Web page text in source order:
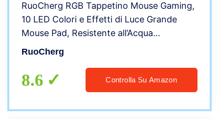
RuoCherg RGB Tappetino Mouse Gaming,
10 LED Colori e Effetti di Luce Grande
Mouse Pad, Resistente all’Acqua
Superficie, Base in Gomma Antiscivolo
Computer PC e Laptop
RuoCherg
8.6 Controlla Su Amazon